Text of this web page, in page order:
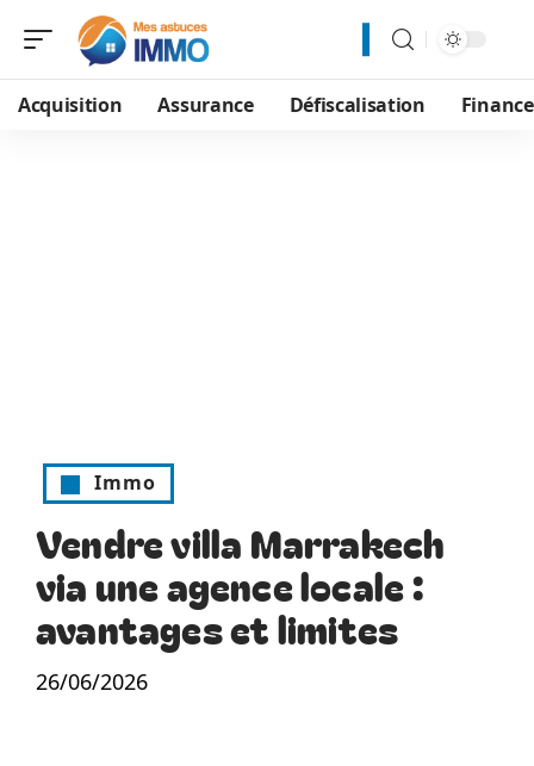
Acquisition Assurance Défiscalisation
Immo
Vendre villa Marrakech
via une agence locale :
avantages et limites
26/06/2026